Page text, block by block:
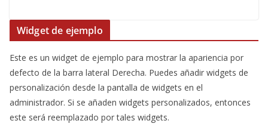
Widget de ejemplo
Este es un widget de ejemplo para mostrar la apariencia por
defecto de la barra lateral Derecha. Puedes añadir widgets de
personalización desde la pantalla de widgets en el
administrador. Si se añaden widgets personalizados, entonces
este será reemplazado por tales widgets.